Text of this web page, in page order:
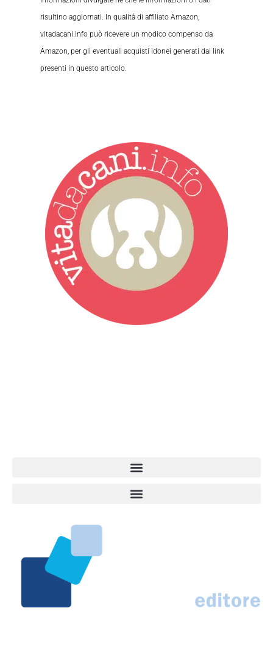
risultino aggiornati. In qualità di affiliato Amazon,
vitadacani.info può ricevere un modico compenso da
Amazon, per gli eventuali acquisti idonei generati dai link
presenti in questo articolo.